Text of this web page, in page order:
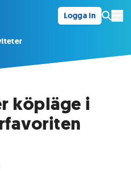
Logga in
köpläge i